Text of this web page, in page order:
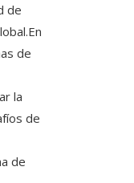
de
de
la
de
de